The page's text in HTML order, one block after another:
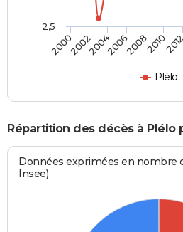
Plélo
200020022004200620082010
2,5
Répartition des décès à Plélo
Données exprimées en nombre
Insee)